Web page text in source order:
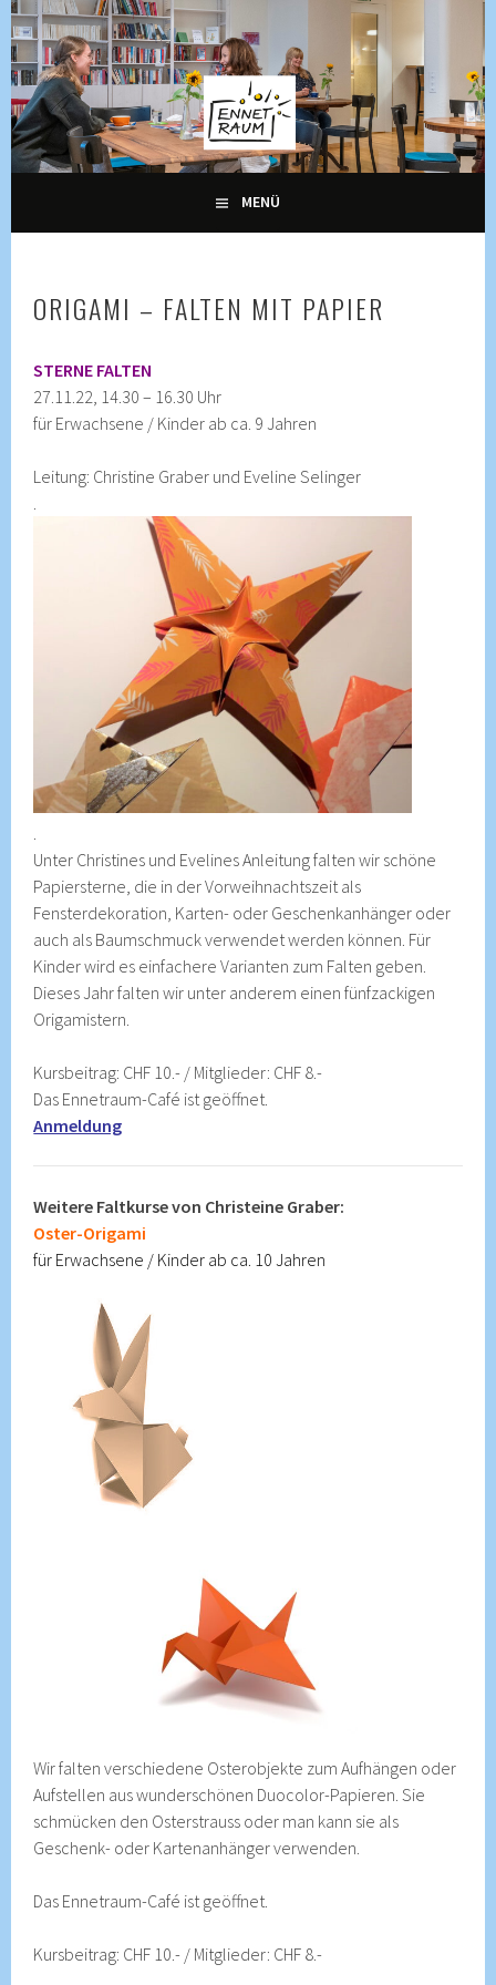
Springe
zum
Inhalt
ENNETRAUM –
KULTURZENTRUM
ENNETBADEN
KULTUR, KURSE UND VERANSTALTUNGEN FÜR ALLE
GENERATIONEN
MENÜ
ORIGAMI – FALTEN MIT PAPIER
STERNE FALTEN
27.11.22, 14.30 – 16.30 Uhr
für Erwachsene / Kinder ab ca. 9 Jahren
Leitung: Christine Graber und Eveline Selinger
.
.
Unter Christines und Evelines Anleitung falten wir schöne
Papiersterne, die in der Vorweihnachtszeit als
Fensterdekoration, Karten- oder Geschenkanhänger oder
auch als Baumschmuck verwendet werden können. Für
Kinder wird es einfachere Varianten zum Falten geben.
Dieses Jahr falten wir unter anderem einen fünfzackigen
Origamistern.
Kursbeitrag: CHF 10.- / Mitglieder: CHF 8.-
Das Ennetraum-Café ist geöffnet.
Anmeldung
Weitere Faltkurse von Christeine Graber:
Oster-Origami
für Erwachsene / Kinder ab ca. 10 Jahren
Wir falten verschiedene Osterobjekte zum Aufhängen oder
Aufstellen aus wunderschönen Duocolor-Papieren. Sie
schmücken den Osterstrauss oder man kann sie als
Geschenk- oder Kartenanhänger verwenden.
Das Ennetraum-Café ist geöffnet.
Kursbeitrag: CHF 10.- / Mitglieder: CHF 8.-